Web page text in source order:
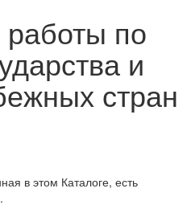
по
и
стран
в этом Каталоге, есть